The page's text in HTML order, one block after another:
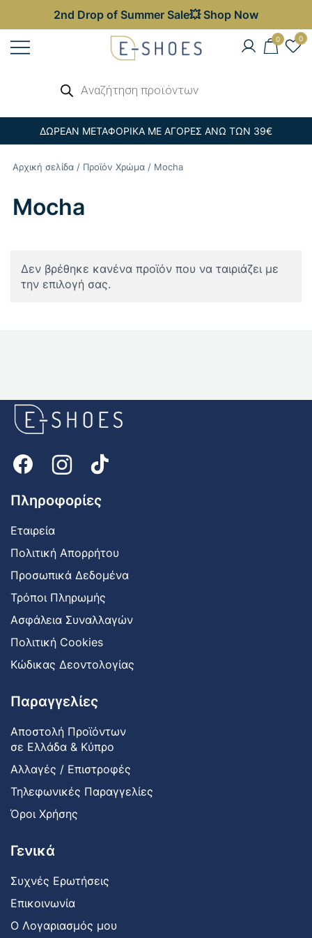
2nd Drop of Summer Sale💥 Shop Now
Παπούτσια – Επώνυμες Τσάντες στις
0 0
προϊόντων
ΔΩΡΕΑΝ ΜΕΤΑΦΟΡΙΚΑ ΜΕ ΑΓΟΡΕΣ ΑΝΩ ΤΩΝ 39€
Αρχική σελίδα / Προϊόν Χρώμα / Mocha
Mocha
Δεν βρέθηκε κανένα προϊόν που να ταιριάζει με
την επιλογή σας.
Πληροφορίες
Εταιρεία
Πολιτική Απορρήτου
Προσωπικά Δεδομένα
Τρόποι Πληρωμής
Ασφάλεια Συναλλαγών
Πολιτική Cookies
Κώδικας Δεοντολογίας
Παραγγελίες
Αποστολή Προϊόντων
σε Ελλάδα & Κύπρο
Αλλαγές / Επιστροφές
Τηλεφωνικές Παραγγελίες
Όροι Χρήσης
Γενικά
Συχνές Ερωτήσεις
Επικοινωνία
Ο Λογαριασμός μου